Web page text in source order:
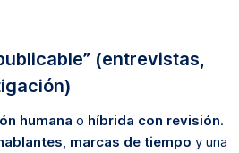
(entrevistas,
humana o híbrida con revisión.
marcas de tiempo y una